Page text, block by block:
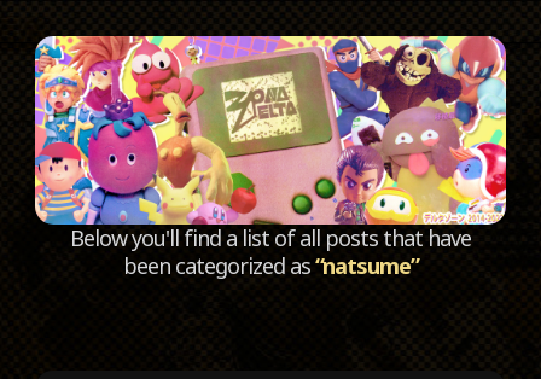
Below you'll find a list of all posts that have
been categorized as“natsume”